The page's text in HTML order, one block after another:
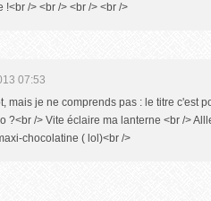
!<br /> <br /> <br /> <br />
07:53
mais je ne comprends pas : le titre c'est
?<br /> Vite éclaire ma lanterne <br />
chocolatine ( lol)<br />